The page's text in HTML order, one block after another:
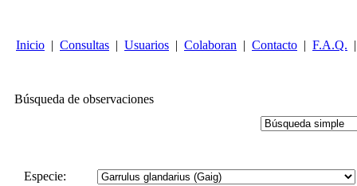
Inicio | Consultas | Usuarios | Colaboran | Contacto | F.A.Q. |
Búsqueda de observaciones
Especie: